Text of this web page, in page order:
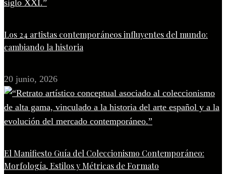
Los 24 artistas contemporáneos influyentes del mundo:
cambiando la historia
20 junio, 2026
El Manifiesto Guía del Coleccionismo Contemporáneo:
Morfología, Estilos y Métricas de Formato